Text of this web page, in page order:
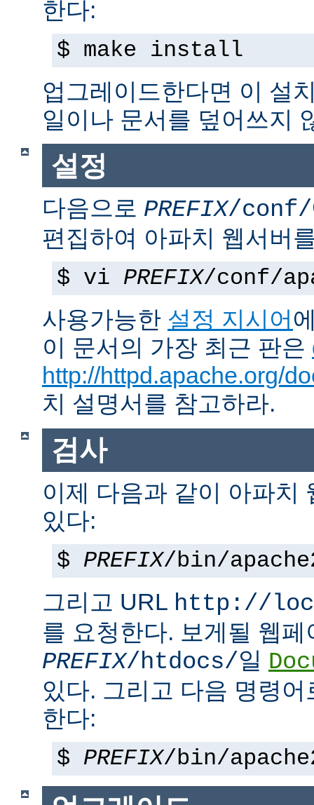
한다:
$ make install
업그레이드한다면 이 설
일이나 문서를 덮어쓰지
설정
다음으로 PREFIX/conf/
편집하여 아파치 웹서버
$ vi PREFIX/conf/
사용가능한 설정 지시어
이 문서의 가장 최근 판은
http://httpd.apache.org/
치 설명서를 참고하라.
검사
이제 다음과 같이 아파치
있다:
$ PREFIX/bin/
그리고 URL http://
를 요청한다. 보게될 웹
PREFIX/htdocs/일
있다. 그리고 다음 명령
한다:
$ PREFIX/bin/